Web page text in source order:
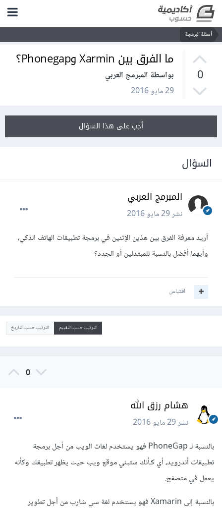
أسئلة البرمجة
0
ما الفرق بين Xarmin وPhonegap؟
بواسطة المبرمج العربي
29 مايو 2016
أجب على هذا السؤال
السؤال
المبرمج العربي
نشر29 مايو 2016
أريد معرفة الفرق بين هذين الإثنين في برمجة تطبيقات الهاتف الذكي،
وأيهما أفضل بالنسبة للمبتدئين أو الجدد؟
اقتباس
الترتيب حسب التقييم الترتيب حسب التاريخ
0
هشام رزق الله
نشر29 مايو 2016
بالنسبة لـ PhoneGap فهو يستخدم لغات الويب من أجل برمجة
تطبيقات أندرويد، أي كـأنك ستبني موقع ويب حيث يظهر تطبيقك وكأنه
يعمل في متصفح.
بالنسبة إلى Xamarin فهو يستخدم لغة سي شارب من أجل تطوير